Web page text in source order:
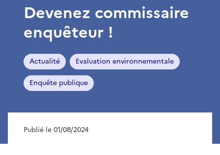
Devenez commissaire
enquêteur !
Actualité Evaluation environnementale
Enquête publique
Publié le 01/08/2024